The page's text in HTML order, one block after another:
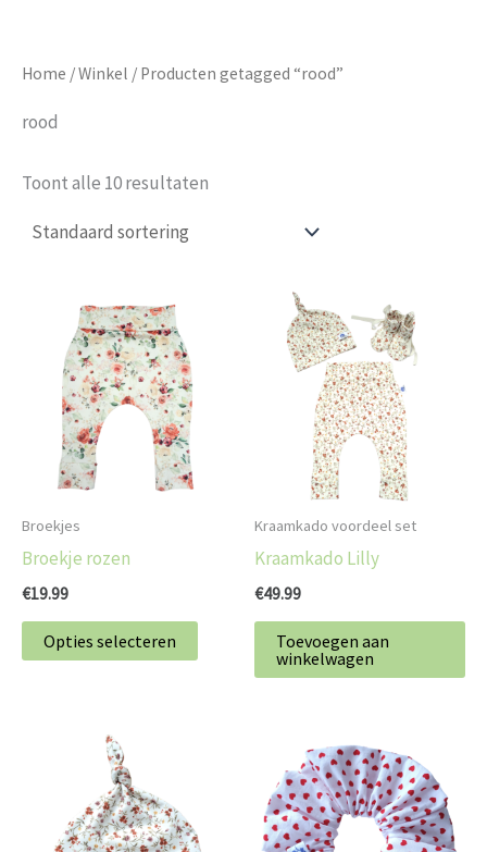
Home /Winkel / Producten getagged “rood”
rood
Toont alle 10 resultaten
Broekjes
Broekje rozen
€19.99
Opties selecteren
gekozen
productpagina
Kraamkado voordeel set
Kraamkado Lilly
€49.99
Toevoegen aan
winkelwagen
meerdere